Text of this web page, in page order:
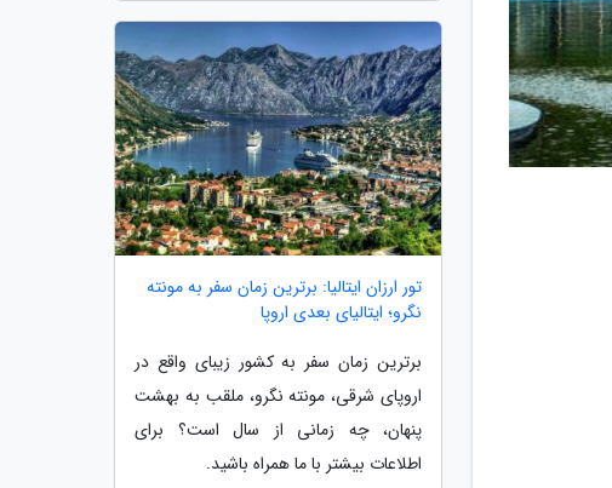
تور ارزان ایتالیا: برترین زمان سفر به مونته
نگرو؛ ایتالیای بعدی اروپا
برترین زمان سفر به کشور زیبای واقع در
اروپای شرقی، مونته نگرو، ملقب به بهشت
پنهان، چه زمانی از سال است؟ برای
اطلاعات بیشتر با ما همراه باشید.